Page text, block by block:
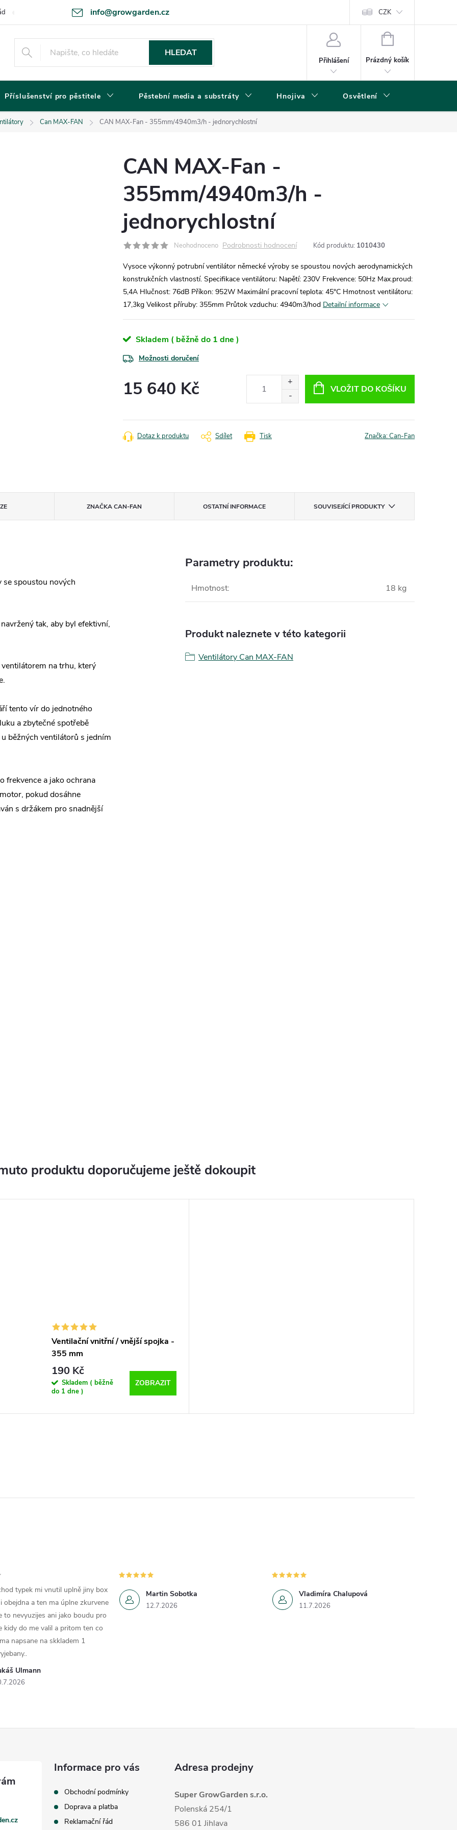
info@growgarden.cz
Odstoupení od smlouvy Zásady ochrany osobních údajů a cookies CZK
HLEDAT
Přihlášení
NÁKUPNÍ
Prázdný košík
Příslušenství pro pěstitele Pěstební media a substráty Hnojiva Osvětlení
Can MAX-FAN CAN MAX-Fan - 355mm/4940m3/h - jednorychlostní
CAN MAX-Fan -
355mm/4940m3/h -
jednorychlostní
Neohodnoceno Podrobnosti hodnocení Kód produktu: 1010430
Vysoce výkonný potrubní ventilátor německé výroby se spoustou nových aerodynamických
konstrukčních vlastností . Specifikace ventilátoru: Napětí: 230V Frekvence: 50Hz Max.proud:
5,4A Hlučnost: 76dB Příkon: 952W Maximální pracovní teplota: 45°C Hmotnost ventilátoru:
17,3kg Velikost příruby: 355mm Průtok vzduchu: 4940m3/hod Detailní informace
Skladem ( běžně do 1 dne )
Možnosti doručení
15 640 Kč VLOŽIT DO KOŠÍKU
Tisk
Dotaz k produktu Sdílet Značka:Can-Fan
ZNAČKACAN-FAN OSTATNÍ INFORMACE SOUVISEJÍCÍ PRODUKTY
spoustou nových
tak, aby byl efektivní,
na trhu, který
tento vír do jednotného
a zbytečné spotřebě
běžných ventilátorů s jedním
frekvence a jako ochrana
pokud dosáhne
s držákem pro snadnější
Parametry produktu:
Hmotnost: 18 kg
Produkt naleznete v této kategorii
Ventilátory Can MAX-FAN
produktu doporučujeme ještě dokoupit
Ventilační vnitřní / vnější spojka -
355 mm
190 Kč
Skladem ( běžně
do 1 dne )
ZOBRAZIT
Ulmann
typek mi vnutil uplně jiny box
obejdna a ten ma úplne zkurvene
to nevyuzijes ani jako boudu pro
kidy do me valil a pritom ten co
napsane na skkladem 1
Martin Sobotka
12.7.2026
Vladimíra Chalupová
11.7.2026
Informace pro vás
Obchodní podmínky
Doprava a platba
Reklamační řád
Adresa prodejny
Super GrowGarden s.r.o.
Polenská 254/1
586 01 Jihlava